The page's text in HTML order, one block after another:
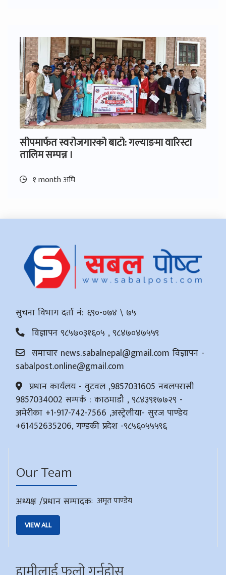
सीपमार्फत स्वरोजगारको बाटो: गल्याङमा वारिस्टा
तालिम सम्पन्न ।
१ month अघि
सुचना विभाग दर्ता नं: ६९०-०७४ \ ७५
विज्ञापन ९८५७०३१६०५ , ९८४७०४७५५९
समाचार news.sabalnepal@gmail.com विज्ञापन -
sabalpost.online@gmail.com
प्रधान कार्यलय - वुटवल ,9857031605 नबलपरासी
9857034002 सम्पर्क : काठमाडौ , ९८४३९१७७२९ -
अमेरीका +1-917-742-7566 ,अस्ट्रेलीया- सुरज पाण्डेय
+61452635206, गण्डकी प्रदेश -९८५६०५५५९६
Our Team
अध्यक्ष /प्रधान सम्पादक: अमृत पाण्डेय
VIEW ALL